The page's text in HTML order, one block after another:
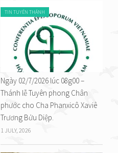
TIN TUYÊN THÁNH
Ngày 02/7/2026 lúc 08g00 –
Thánh lễ Tuyên phong Chân
phước cho Cha Phanxicô Xaviê
Trương Bửu Diệp.
1 JULY, 2026